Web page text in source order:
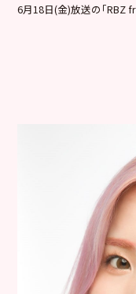
6月18日(金)放送の「RBZ